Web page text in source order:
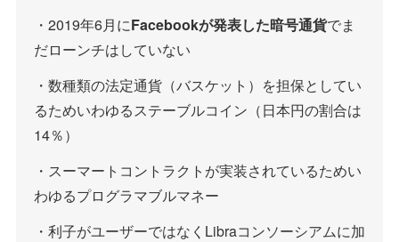
・2019年6月にFacebookが発表した暗号通貨でま
だローンチはしていない
・数種類の法定通貨（バスケット）を担保としてい
るためいわゆるステーブルコイン（日本円の割合は
14％）
・スーマートコントラクトが実装されているためい
わゆるプログラマブルマネー
・利子がユーザーではなくLibraコンソーシアムに加